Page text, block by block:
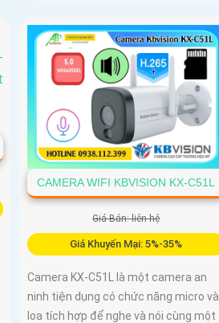
CAMERA WIFI KBVISION KX-C51L
Giá Bán: liên hệ
Giá Khuyến Mại: 5%-35%
Camera KX-C51L là một camera an
ninh tiện dụng có chức năng micro và
loa tích hợp để nghe và nói cùng một